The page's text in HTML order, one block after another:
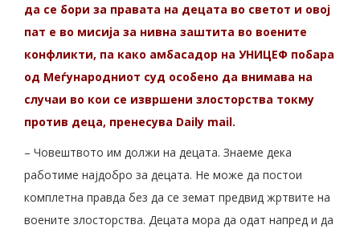
да се бори за правата на децата во светот и овој
пат е во мисија за нивна заштита во воените
конфликти, па како амбасадор на УНИЦЕФ побара
од Меѓународниот суд особено да внимава на
случаи во кои се извршени злосторства токму
против деца, пренесува Daily mail.
– Човештвото им должи на децата. Знаеме дека
работиме најдобро за децата. Не може да постои
комплетна правда без да се земат предвид жртвите на
воените злосторства. Децата мора да одат напред и да